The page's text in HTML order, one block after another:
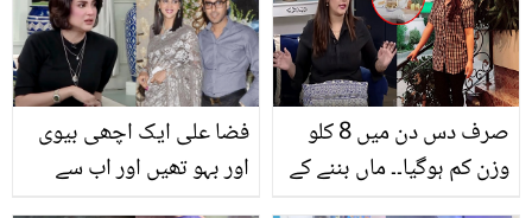
ہوئے کیا کہا؟
فضا علی ایک اچھی بیوی
اور بہو تھیں اور اب سے
صرف دس دن میں 8 کلو
وزن کم ہوگیا۔۔ ماں بننے کے